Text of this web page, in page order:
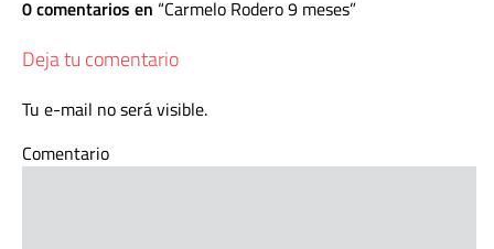
0 comentarios en Carmelo Rodero 9 meses
Deja tu comentario
Tu e-mail no será visible.
Comentario